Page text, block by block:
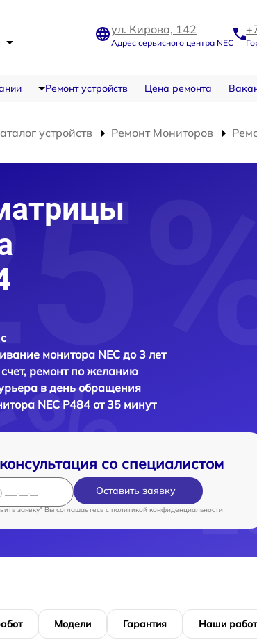
ул. Кирова, 142
Адрес сервисного центра NEC
Ремонт устройств Цена ремонта
устройств Ремонт Мониторов
монитора NEC до 3 лет
ремонт по желанию
в день обращения
NEC P484 от 35 минут
со специалистом
Оставить заявку
заявку" Вы соглашаетесь c политикой конфиденциальности
Модели Гарантия Наши